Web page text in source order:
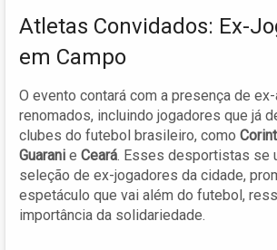
Atletas Convidados: Ex-
em Campo
O evento contará com a presença de
renomados, incluindo jogadores que já
clubes do futebol brasileiro, como
Guarani e Ceará. Esses desportistas se
seleção de ex-jogadores da cidade,
espetáculo que vai além do futebol,
importância da solidariedade.